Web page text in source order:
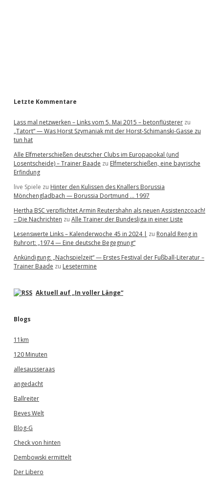
Letzte Kommentare
Lass mal netzwerken – Links vom 5. Mai 2015 – betonflüsterer zu
„Tatort“ — Was Horst Szymaniak mit der Horst-Schimanski-Gasse zu
tun hat
Alle Elfmeterschießen deutscher Clubs im Europapokal (und
Losentscheide) – Trainer Baade zu Elfmeterschießen, eine bayrische
Erfindung
live Spiele zu Hinter den Kulissen des Knallers Borussia
Mönchengladbach — Borussia Dortmund … 1997
Hertha BSC verpflichtet Armin Reutershahn als neuen Assistenzcoach!
– Die Nachrichten zu Alle Trainer der Bundesliga in einer Liste
Lesenswerte Links – Kalenderwoche 45 in 2024 | zu Ronald Reng in
Ruhrort: „1974 — Eine deutsche Begegnung“
Ankündigung: „Nachspielzeit“ — Erstes Festival der Fußball-Literatur –
Trainer Baade zu Lesetermine
Aktuell auf „In voller Länge“
Blogs
11km
120 Minuten
allesausseraas
angedacht
Ballreiter
Beves Welt
Blog-G
Check von hinten
Dembowski ermittelt
Der Libero